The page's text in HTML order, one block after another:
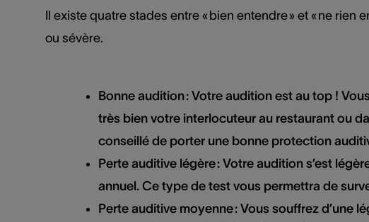
Il existe quatre stades entre « bien entendre » et « ne
ou sévère.
Bonne audition: Votre audition est au top !
très bien votre interlocuteur au restaurant ou
conseillé de porter une bonne protection
Perte auditive légère: Votre audition s’est
annuel. Ce type de test vous permettra de
Perte auditive moyenne: Vous souffrez d’une